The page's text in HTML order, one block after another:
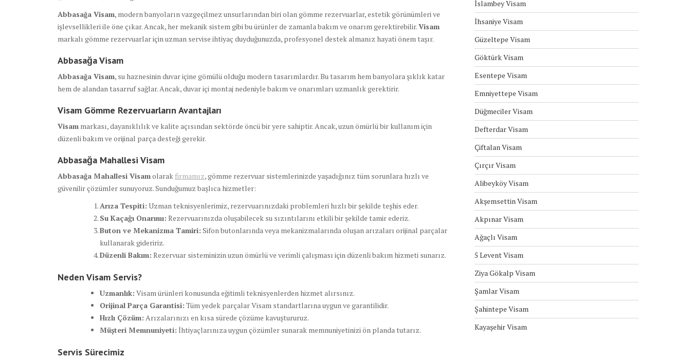
Abbasağa Visam, modern banyoların vazgeçilmez unsurlarından biri olan gömme rezervuarlar, estetik görünümleri ve
işlevsellikleri ile öne çıkar. Ancak, her mekanik sistem gibi bu ürünler de zamanla bakım ve onarım gerektirebilir.Visam
markalı gömme rezervuarlar için uzman servise ihtiyaç duyduğunuzda, profesyonel destek almanız hayati önem taşır.
Abbasağa Visam
Abbasağa Visam, su haznesinin duvar içine gömülü olduğu modern tasarımlardır. Bu tasarım hem banyolara şıklık katar
hem de alandan tasarruf sağlar. Ancak, duvar içi montaj nedeniyle bakım ve onarımları uzmanlık gerektirir.
Visam Gömme Rezervuarların Avantajları
Visam markası, dayanıklılık ve kalite açısından sektörde öncü bir yere sahiptir. Ancak, uzun ömürlü bir kullanım için
düzenli bakım ve orijinal parça desteği gerekir.
Abbasağa Mahallesi Visam
Abbasağa Mahallesi Visamolarak firmamız, gömme rezervuar sistemlerinizde yaşadığınız tüm sorunlara hızlı ve
güvenilir çözümler sunuyoruz. Sunduğumuz başlıca hizmetler:
Arıza Tespiti: Uzman teknisyenlerimiz, rezervuarınızdaki problemleri hızlı bir şekilde teşhis eder.
Su Kaçağı Onarımı: Rezervuarınızda oluşabilecek su sızıntılarını etkili bir şekilde tamir ederiz.
Buton ve Mekanizma Tamiri: Sifon butonlarında veya mekanizmalarında oluşan arızaları orijinal parçalar
kullanarak gideririz.
Düzenli Bakım: Rezervuar sisteminizin uzun ömürlü ve verimli çalışması için düzenli bakım hizmeti sunarız.
Neden Visam Servis?
Uzmanlık: Visam ürünleri konusunda eğitimli teknisyenlerden hizmet alırsınız.
Orijinal Parça Garantisi: Tüm yedek parçalar Visam standartlarına uygun ve garantilidir.
Hızlı Çözüm: Arızalarınızı en kısa sürede çözüme kavuştururuz.
Müşteri Memnuniyeti: İhtiyaçlarınıza uygun çözümler sunarak memnuniyetinizi ön planda tutarız.
Servis Sürecimiz
İslambey Visam
İhsaniye Visam
Güzeltepe Visam
Göktürk Visam
Esentepe Visam
Emniyettepe Visam
Düğmeciler Visam
Defterdar Visam
Çiftalan Visam
Çırçır Visam
Alibeyköy Visam
Akşemsettin Visam
Akpınar Visam
Ağaçlı Visam
5 Levent Visam
Ziya Gökalp Visam
Şamlar Visam
Şahintepe Visam
Kayaşehir Visam